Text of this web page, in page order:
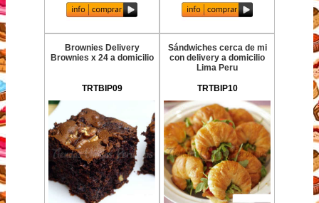
Brownies Delivery
Brownies x 24 a domicilio
TRTBIP09
Sándwiches cerca de mi
con delivery a domicilio
Lima Peru
TRTBIP10